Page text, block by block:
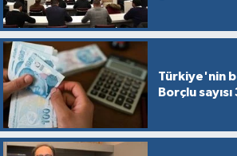
Türkiye'nin
Borçlu